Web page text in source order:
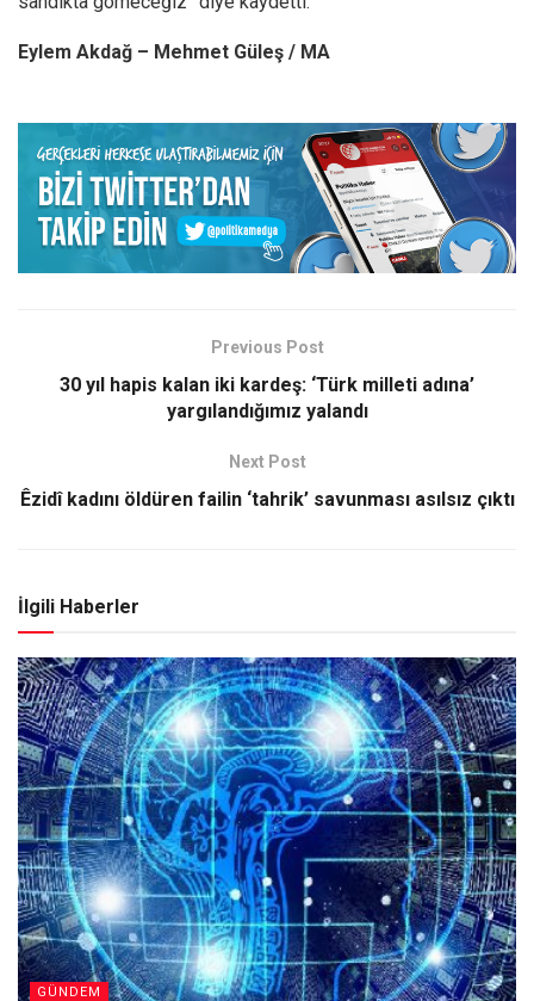
Eylem Akdağ – Mehmet Güleş / MA
Previous Post
30 yıl hapis kalan iki kardeş: ‘Türk milleti adına’
yargılandığımız yalandı
Next Post
Êzidî kadını öldüren failin ‘tahrik’ savunması asılsız çıktı
İlgili Haberler
GÜNDEM